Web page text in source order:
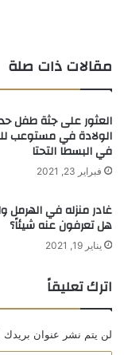
مقالات ذات صلة
العثور على جثة طفل
الولادة في مستوعب
في البسطا التحتا
فبراير 23, 2021
غادر منزله في الهرمل
هل تعرفون عنه شيئاً؟
يناير 19, 2021
اترك تعليقاً
لن يتم نشر عنوان بريدك